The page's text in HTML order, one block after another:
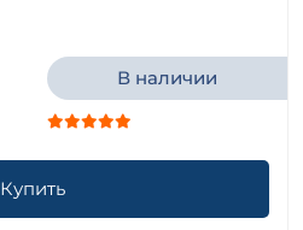
В наличии
Купить